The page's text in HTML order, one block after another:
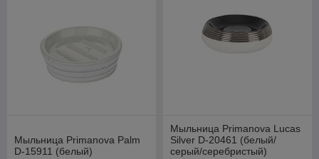
Мыльница Primanova Palm
D-15911 (белый)
Мыльница Primanova Lucas
Silver D-20461 (белый/
серый/серебристый)